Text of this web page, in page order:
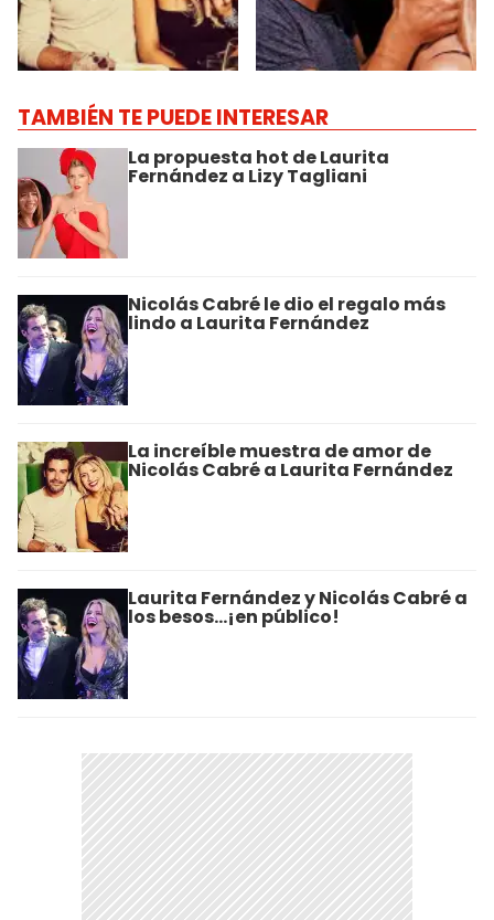
TAMBIÉN TE PUEDE INTERESAR
La propuesta hot de Laurita
Fernández a Lizy Tagliani
Nicolás Cabré le dio el regalo más
lindo a Laurita Fernández
La increíble muestra de amor de
Nicolás Cabré a Laurita Fernández
Laurita Fernández y Nicolás Cabré a
los besos...¡en público!